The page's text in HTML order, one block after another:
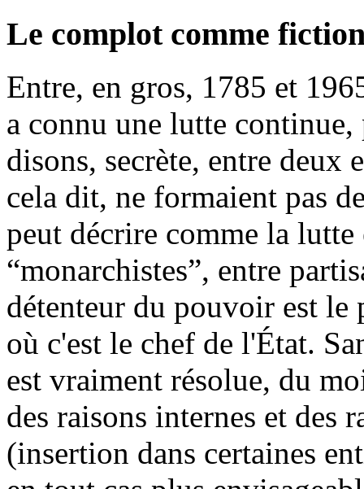
Le complot comme
Entre, en gros, 1785 et
a connu une lutte
disons, secrète, entre deux
cela dit, ne formaient pas
peut décrire comme la
“monarchistes”, entre
détenteur du pouvoir est le
où c'est le chef de l'État.
est vraiment résolue, du
des raisons internes et des
(insertion dans certaines